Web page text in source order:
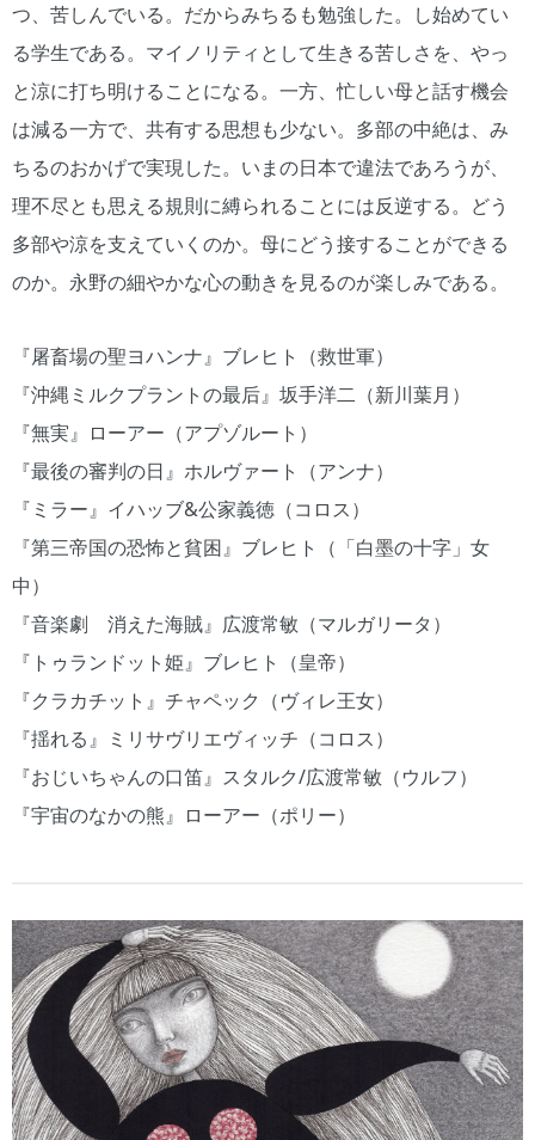
つ、苦しんでいる。だからみちるも勉強した。し始めてい
る学生である。マイノリティとして生きる苦しさを、やっ
と涼に打ち明けることになる。一方、忙しい母と話す機会
は減る一方で、共有する思想も少ない。多部の中絶は、み
ちるのおかげで実現した。いまの日本で違法であろうが、
理不尽とも思える規則に縛られることには反逆する。どう
多部や涼を支えていくのか。母にどう接することができる
のか。永野の細やかな心の動きを見るのが楽しみである。
『屠畜場の聖ヨハンナ』ブレヒト（救世軍）
『沖縄ミルクプラントの最后』坂手洋二（新川葉月）
『無実』ローアー（アプゾルート）
『最後の審判の日』ホルヴァート（アンナ）
『ミラー』イハッブ&公家義徳（コロス）
『第三帝国の恐怖と貧困』ブレヒト（「白墨の十字」女
中）
『音楽劇 消えた海賊』広渡常敏（マルガリータ）
『トゥランドット姫』ブレヒト（皇帝）
『クラカチット』チャペック（ヴィレ王女）
『揺れる』ミリサヴリエヴィッチ（コロス）
『おじいちゃんの口笛』スタルク/広渡常敏（ウルフ）
『宇宙のなかの熊』ローアー（ポリー）